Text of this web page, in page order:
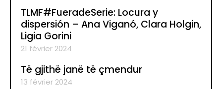
TLMF#FueradeSerie: Locura y
dispersión – Ana Viganó, Clara Holgin,
Ligia Gorini
21 février 2024
Të gjithë janë të çmendur
13 février 2024